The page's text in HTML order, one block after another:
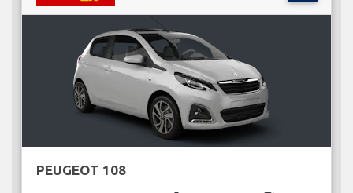
PEUGEOT 108